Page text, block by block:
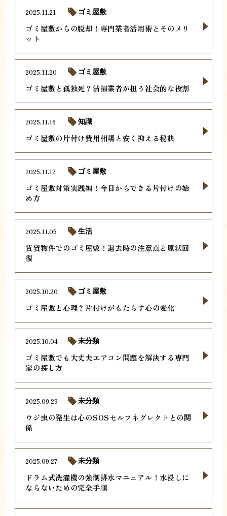
ゴミ屋敷からの脱却！専門業者活用術とそのメリ
ット
2025.11.21 ゴミ屋敷
ゴミ屋敷と孤独死？清掃業者が担う社会的な役割
2025.11.20 ゴミ屋敷
ゴミ屋敷の片付け費用相場と安く抑える秘訣
2025.11.16 知識
ゴミ屋敷対策実践編！今日からできる片付けの始
め方
2025.11.12 ゴミ屋敷
賃貸物件でのゴミ屋敷！退去時の注意点と原状回
復
2025.11.05 生活
ゴミ屋敷と心理？片付けがもたらす心の変化
2025.10.20 ゴミ屋敷
ゴミ屋敷でも大丈夫エアコン問題を解決する専門
家の探し方
2025.10.04 未分類
ウジ虫の発生は心のSOSセルフネグレクトとの関
係
2025.09.29 未分類
ドラム式洗濯機の強制排水マニュアル！水浸しに
ならないための完全手順
2025.09.27 未分類